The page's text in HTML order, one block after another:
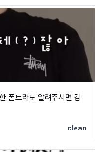
폰트라도 알려주시면 감
clean